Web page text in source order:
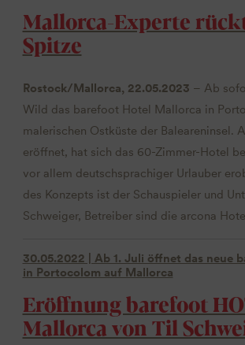
Mallorca-Experte
Spitze
Rostock/Mallorca, 22.05.2023 – Ab
Wild das barefoot Hotel Mallorca in
malerischen Ostküste der Baleareninsel.
eröffnet, hat sich das 60-Zimmer-Hotel
vor allem deutschsprachiger Urlauber
des Konzepts ist der Schauspieler und
Schweiger, Betreiber sind die arcona
30.05.2022 | Ab 1. Juli öffnet das neue
in Portocolom auf Mallorca
Eröffnung barefoot
Mallorca von Til